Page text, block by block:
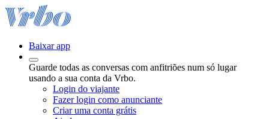
Baixar app
Guarde todas as conversas com anfitriões num só lugar
usando a sua conta da Vrbo.
Login do viajante
Fazer login como anunciante
Criar uma conta grátis